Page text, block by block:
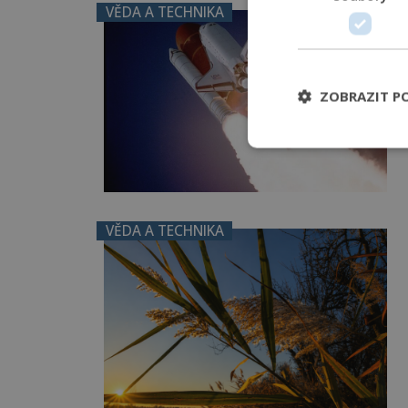
VĚDA A TECHNIKA
VĚDA A TECHNIKA
ZOBRAZIT